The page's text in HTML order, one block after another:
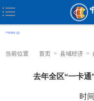
当前位置 首页 > 县域经济 >
去年全区“一卡通
时